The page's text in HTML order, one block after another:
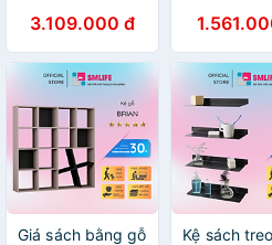
3.109.000 đ
Brady
Giá sách bằng gỗ
Kệ sách treo